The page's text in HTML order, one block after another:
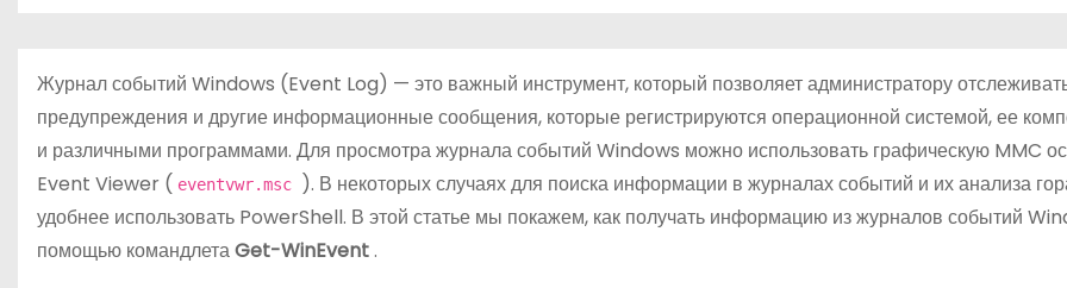
Журнал событий Windows (Event Log) — это важный инструмент, который позволяет администратору
предупреждения и другие информационные сообщения, которые регистрируются операционной системой, ее
и различными программами. Для просмотра журнала событий Windows можно использовать графическую MMC
Event Viewer ( eventvwr.msc
). В некоторых случаях для поиска информации в журналах событий и их анализа
удобнее использовать PowerShell. В этой статье мы покажем, как получать информацию из журналов событий
помощью командлетаGet-WinEvent.